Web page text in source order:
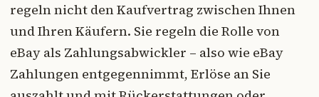
regeln nicht den Kaufvertrag zwischen Ihnen
und Ihren Käufern. Sie regeln die Rolle von
eBay als Zahlungsabwickler – also wie eBay
Zahlungen entgegennimmt, Erlöse an Sie